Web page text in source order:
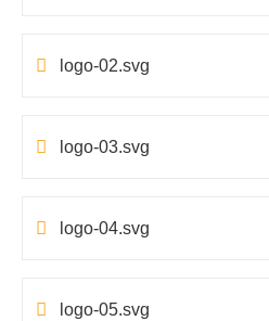
logo-02.svg
logo-03.svg
logo-04.svg
logo-05.svg